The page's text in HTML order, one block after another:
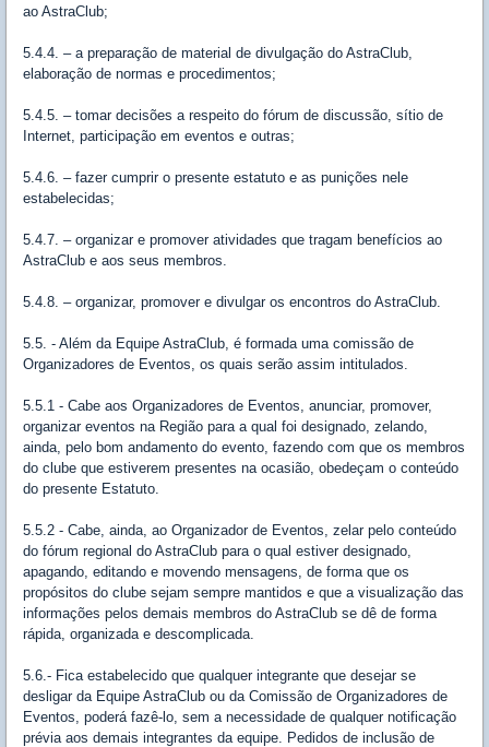
ao AstraClub;
5.4.4. – a preparação de material de divulgação do AstraClub,
elaboração de normas e procedimentos;
5.4.5. – tomar decisões a respeito do fórum de discussão, sítio de
Internet, participação em eventos e outras;
5.4.6. – fazer cumprir o presente estatuto e as punições nele
estabelecidas;
5.4.7. – organizar e promover atividades que tragam benefícios ao
AstraClub e aos seus membros.
5.4.8. – organizar, promover e divulgar os encontros do AstraClub.
5.5. - Além da Equipe AstraClub, é formada uma comissão de
Organizadores de Eventos, os quais serão assim intitulados.
5.5.1 - Cabe aos Organizadores de Eventos, anunciar, promover,
organizar eventos na Região para a qual foi designado, zelando,
ainda, pelo bom andamento do evento, fazendo com que os membros
do clube que estiverem presentes na ocasião, obedeçam o conteúdo
do presente Estatuto.
5.5.2 - Cabe, ainda, ao Organizador de Eventos, zelar pelo conteúdo
do fórum regional do AstraClub para o qual estiver designado,
apagando, editando e movendo mensagens, de forma que os
propósitos do clube sejam sempre mantidos e que a visualização das
informações pelos demais membros do AstraClub se dê de forma
rápida, organizada e descomplicada.
5.6.- Fica estabelecido que qualquer integrante que desejar se
desligar da Equipe AstraClub ou da Comissão de Organizadores de
Eventos, poderá fazê-lo, sem a necessidade de qualquer notificação
prévia aos demais integrantes da equipe. Pedidos de inclusão de